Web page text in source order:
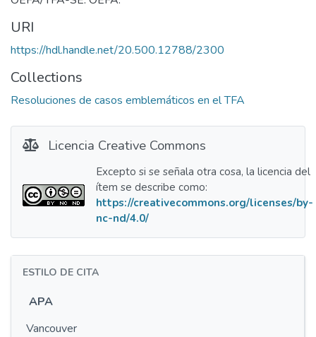
URI
https://hdl.handle.net/20.500.12788/2300
Collections
Resoluciones de casos emblemáticos en el TFA
Licencia Creative Commons
Excepto si se señala otra cosa, la licencia del
ítem se describe como:
https://creativecommons.org/licenses/by-
nc-nd/4.0/
ESTILO DE CITA
APA
Vancouver